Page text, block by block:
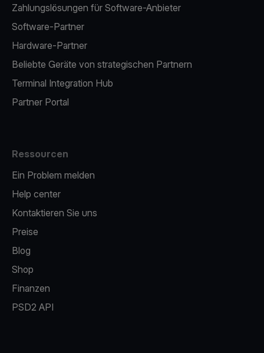
Zahlungslösungen für Software-Anbieter
Software-Partner
Hardware-Partner
Beliebte Geräte von strategischen Partnern
Terminal Integration Hub
Partner Portal
Ressourcen
Ein Problem melden
Help center
Kontaktieren Sie uns
Preise
Blog
Shop
Finanzen
PSD2 API